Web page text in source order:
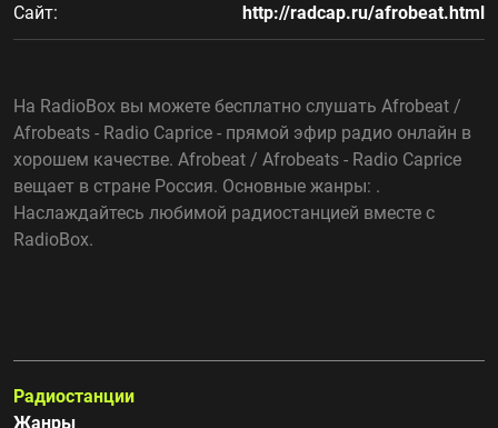
Сайт: http://radcap.ru/afrobeat.html
На RadioBox вы можете бесплатно слушать Afrobeat /
Afrobeats - Radio Caprice - прямой эфир радио онлайн в
хорошем качестве. Afrobeat / Afrobeats - Radio Caprice
вещает в стране Россия. Основные жанры: .
Наслаждайтесь любимой радиостанцией вместе с
RadioBox.
Радиостанции
Жанры